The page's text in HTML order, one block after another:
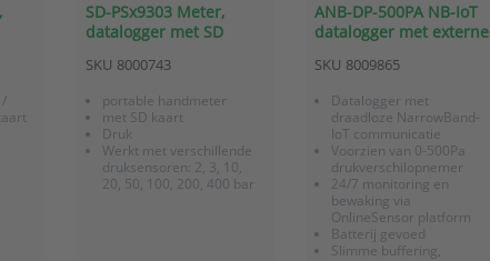
SD-PSx9303 Meter,
datalogger met SD
SKU 8000743
portable handmeter
met SD kaart
Druk
Werkt met verschillende
druksensoren: 2, 3, 10,
20, 50, 100, 200, 400 bar
ANB-DP-500PA NB-IoT
datalogger met externe
(0-500Pa)
SKU 8009865
Datalogger met
draadloze NarrowBand-
IoT communicatie
Voorzien van 0-500Pa
drukverschilopnemer
24/7 monitoring en
bewaking via
OnlineSensor platform
Batterij gevoed
Slimme buffering,